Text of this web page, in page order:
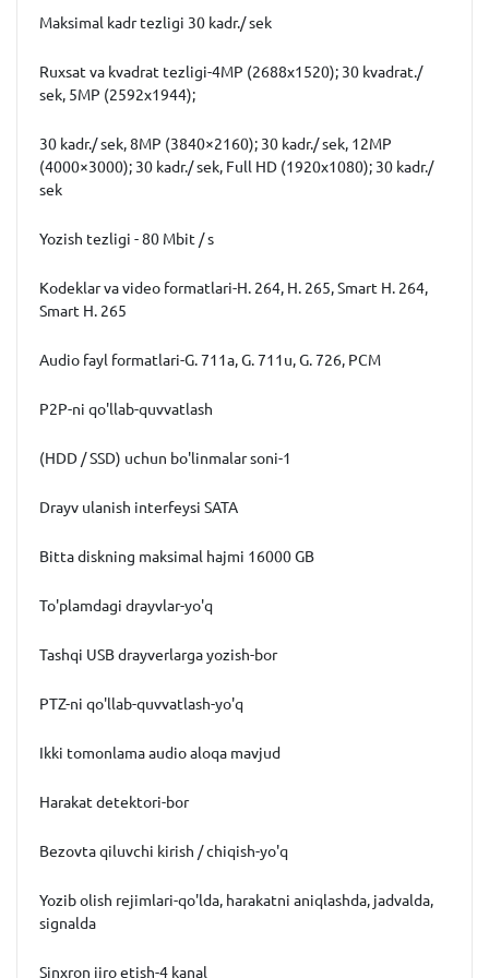
Maksimal kadr tezligi 30 kadr./ sek
Ruxsat va kvadrat tezligi-4MP (2688x1520); 30 kvadrat./
sek, 5MP (2592x1944);
30 kadr./ sek, 8MP (3840×2160); 30 kadr./ sek, 12MP
(4000×3000); 30 kadr./ sek, Full HD (1920x1080); 30 kadr./
sek
Yozish tezligi - 80 Mbit / s
Kodeklar va video formatlari-H. 264, H. 265, Smart H. 264,
Smart H. 265
Audio fayl formatlari-G. 711a, G. 711u, G. 726, PCM
P2P-ni qo'llab-quvvatlash
(HDD / SSD) uchun bo'linmalar soni-1
Drayv ulanish interfeysi SATA
Bitta diskning maksimal hajmi 16000 GB
To'plamdagi drayvlar-yo'q
Tashqi USB drayverlarga yozish-bor
PTZ-ni qo'llab-quvvatlash-yo'q
Ikki tomonlama audio aloqa mavjud
Harakat detektori-bor
Bezovta qiluvchi kirish / chiqish-yo'q
Yozib olish rejimlari-qo'lda, harakatni aniqlashda, jadvalda,
signalda
Sinxron ijro etish-4 kanal